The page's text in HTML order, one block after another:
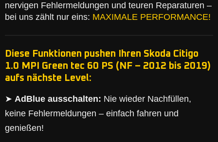
nervigen Fehlermeldungen und teuren Reparaturen –
bei uns zählt nur eins: MAXIMALE PERFORMANCE!
Diese Funktionen pushen Ihren Skoda Citigo
1.0 MPI Green tec 60 PS (NF – 2012 bis 2019)
aufs nächste Level:
➤ AdBlue ausschalten: Nie wieder Nachfüllen,
keine Fehlermeldungen – einfach fahren und
genießen!